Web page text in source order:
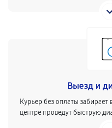
Выезд и
Курьер без оплаты забирает
центре проведут быструю